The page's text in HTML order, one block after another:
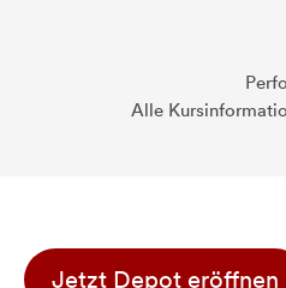
Alle
Jetzt Depot eröffnen